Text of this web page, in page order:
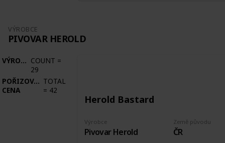
VÝROBCE
PIVOVAR HEROLD
VÝROBCE COUNT =
29
POŘIZOVACÍ
CENA
TOTAL
= 42
Herold Bastard
Výrobce
Pivovar Herold
Země původu
ČR